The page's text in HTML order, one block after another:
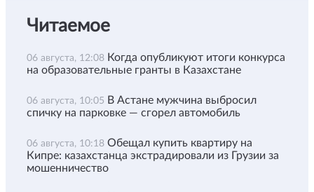
Читаемое
06 августа, 12:08 Когда опубликуют итоги конкурса
на образовательные гранты в Казахстане
06 августа, 10:05 В Астане мужчина выбросил
спичку на парковке — сгорел автомобиль
06 августа, 10:18 Обещал купить квартиру на
Кипре: казахстанца экстрадировали из Грузии за
мошенничество